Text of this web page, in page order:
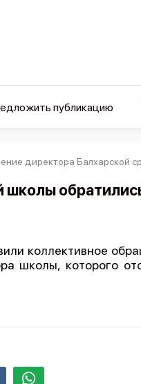
публикацию
директора Балхарской
коллективное
школы, которого
Whatsapp